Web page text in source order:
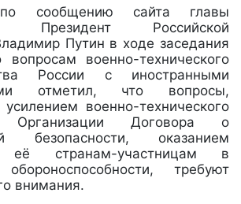
сообщению сайта главы
Президент Российской
Путин в ходе заседания
военно-технического
России с иностранными
отметил, что вопросы,
военно-технического
Организации Договора о
безопасности, оказанием
её странам-участницам в
требуют
внимания.